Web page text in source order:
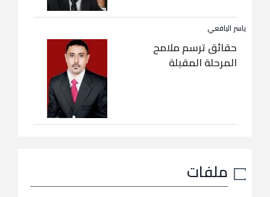
ياسر اليافعي
حقائق ترسم ملامح
المرحلة المقبلة
ملفات